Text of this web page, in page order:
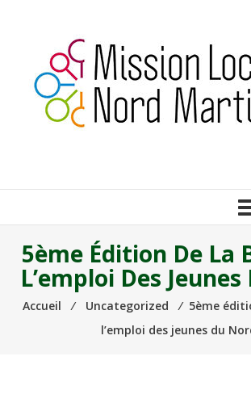
ensemble
une
place
pour
tous
5ème Édition De La
L’emploi Des
Accueil ⁄ Uncategorized ⁄ 5ème
l’emploi des jeunes du